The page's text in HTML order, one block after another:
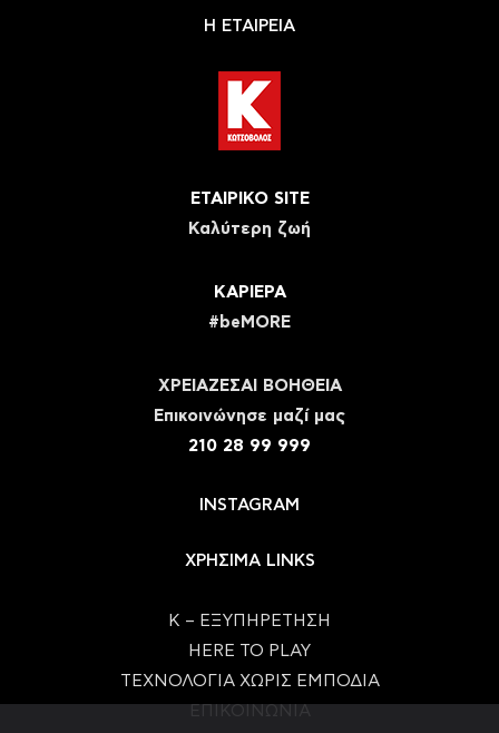
Η ΕΤΑΙΡΕΙΑ
ΕΤΑΙΡΙΚΟ SITE
Καλύτερη ζωή
ΚΑΡΙΕΡΑ
#beMORE
ΧΡΕΙΑΖΕΣΑΙ ΒΟΗΘΕΙΑ
Eπικοινώνησε μαζί μας
210 28 99 999
INSTAGRAM
ΧΡΗΣΙΜΑ LINKS
Κ – ΕΞΥΠΗΡΕΤΗΣΗ
HERE TO PLAY
ΤΕΧΝΟΛΟΓΙΑ ΧΩΡΙΣ ΕΜΠΟΔΙΑ